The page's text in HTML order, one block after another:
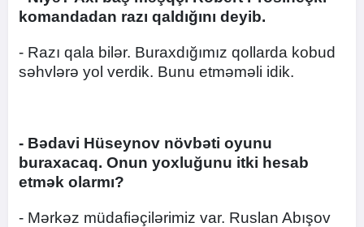
komandadan razı qaldığını deyib.
- Razı qala bilər. Buraxdığımız qollarda kobud
səhvlərə yol verdik. Bunu etməməli idik.
- Bədavi Hüseynov növbəti oyunu
buraxacaq. Onun yoxluğunu itki hesab
etmək olarmı?
- Mərkəz müdafiəçilərimiz var. Ruslan Abışov